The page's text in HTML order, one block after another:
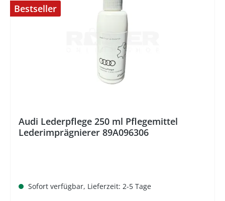
Bestseller
Audi Lederpflege 250 ml Pflegemittel
Lederimprägnierer 89A096306
Sofort verfügbar, Lieferzeit: 2-5 Tage